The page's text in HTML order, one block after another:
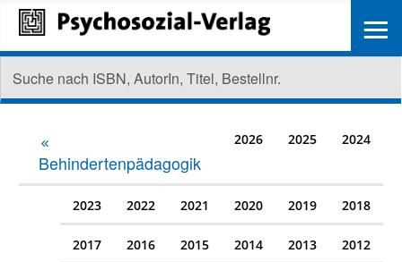
Behindertenpädagogik
2026 2025 2024
2023 2022 2021 2020 2019 2018
2017 2016 2015 2014 2013 2012
≡